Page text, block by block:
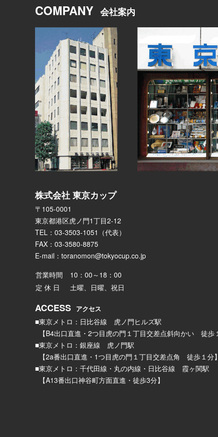
COMPANY 会社案内
株式会社 東京カップ
〒105-0001
東京都港区虎ノ門1丁目2-12
TEL：03-3503-1051（代表）
FAX：03-3580-8875
E-mail： toranomon@tokyocup.co.jp
営業時間
10：00～18：00
定 休 日
土曜、日曜、祝日
ACCESS アクセス
■東京メトロ：日比谷線 虎ノ門ヒルズ駅
【B4出口直進・2つ目虎の門１丁目交差点斜向かい 徒歩
■東京メトロ：銀座線 虎ノ門駅
【2a番出口直進・1つ目虎の門１丁目交差点角 徒歩１分
■東京メトロ：千代田線・丸の内線・日比谷線 霞ヶ関駅
【A13番出口神谷町方面直進・徒歩3分】